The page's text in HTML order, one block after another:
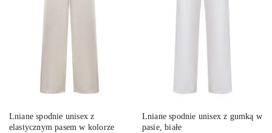
Lniane spodnie unisex z
elastycznym pasem w kolorze
Lniane spodnie unisex z gumką w
pasie, białe